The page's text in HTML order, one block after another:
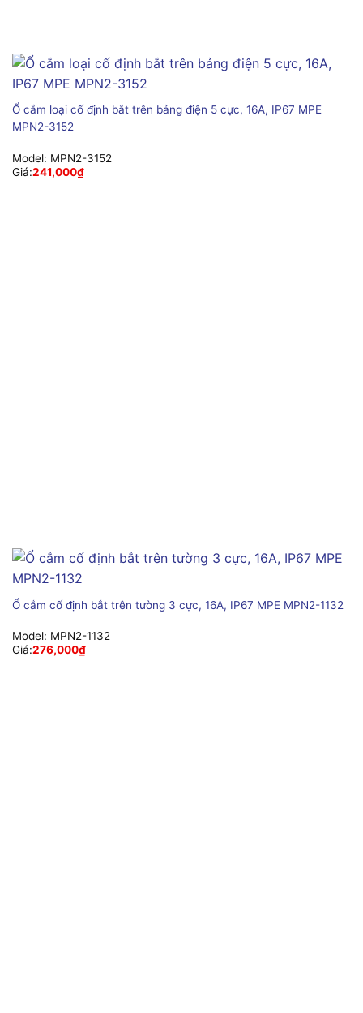
Ổ cắm loại cố định bắt trên bảng điện 5 cực, 16A, IP67 MPE
MPN2-3152
Model: MPN2-3152
Giá:241,000₫
Ổ cắm cố định bắt trên tường 3 cực, 16A, IP67 MPE MPN2-1132
Model: MPN2-1132
Giá:276,000₫